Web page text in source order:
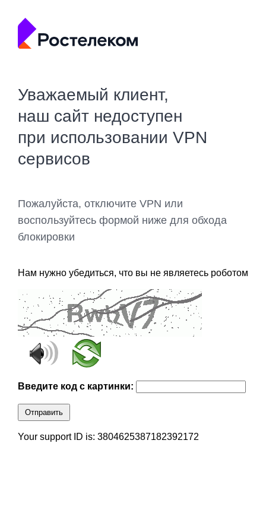
Уважаемый клиент,
наш сайт недоступен
при использовании VPN
сервисов
Пожалуйста, отключите VPN или
воспользуйтесь формой ниже для обхода
блокировки
Нам нужно убедиться, что вы не являетесь роботом
Введите код с картинки:
Отправить
Your support ID is: 3804625387182392172